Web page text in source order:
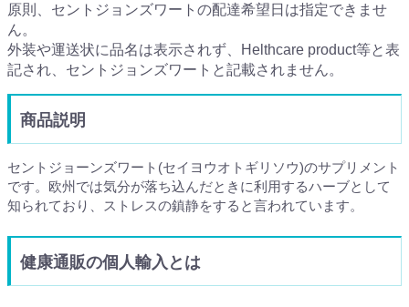
原則、セントジョンズワートの配達希望日は指定できませ
ん。
外装や運送状に品名は表示されず、Helthcare product等と表
記され、セントジョンズワートと記載されません。
商品説明
セントジョーンズワート(セイヨウオトギリソウ)のサプリメント
です。欧州では気分が落ち込んだときに利用するハーブとして
知られており、ストレスの鎮静をすると言われています。
健康通販の個人輸入とは